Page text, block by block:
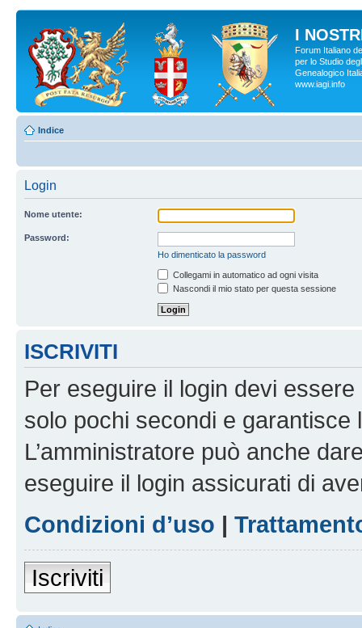
I
Forum Italiano
per lo Studio
Genealogico
www.iagi.info
Indice
Login
Nome utente:
Password:
Ho dimenticato la password
Collegami in automatico ad ogni visita
Nascondi il mio stato per questa sessione
ISCRIVITI
Per eseguire il login devi
solo pochi secondi e garantisce
L’amministratore può anche
eseguire il login assicurati di
Condizioni d’uso |
Iscriviti